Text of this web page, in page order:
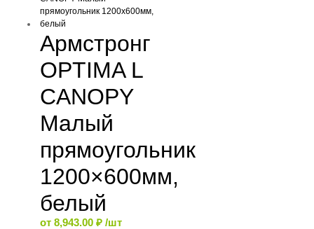
Армстронг
OPTIMA L
CANOPY
Малый
прямоугольник
1200×600мм,
белый
от 8,943.00 ₽ /шт